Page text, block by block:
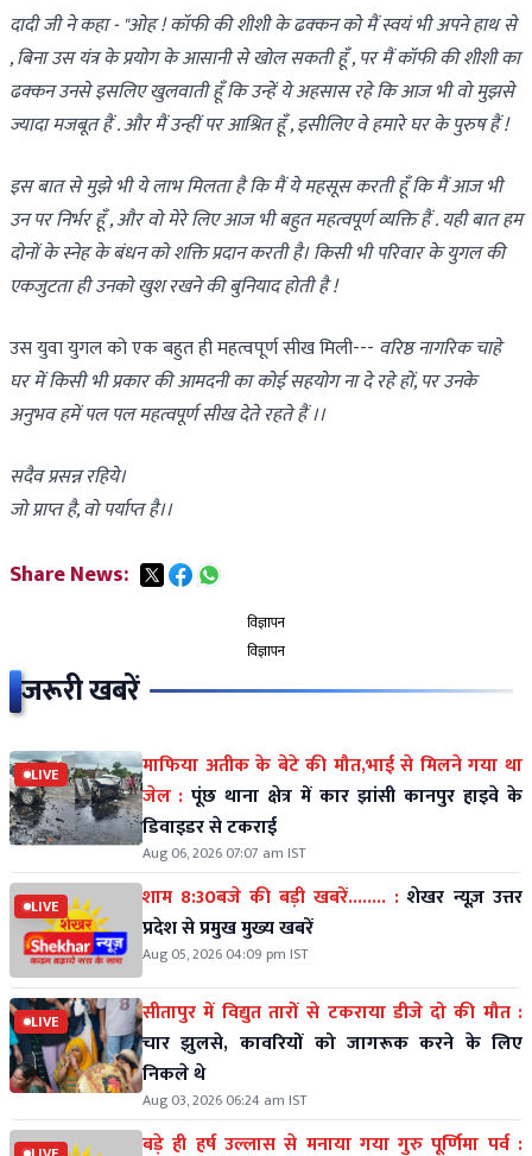
दादी जी ने कहा - "ओह ! कॉफी की शीशी के ढक्कन को मैं स्वयं भी अपने हाथ से
, बिना उस यंत्र के प्रयोग के आसानी से खोल सकती हूँ , पर मैं कॉफी की शीशी का
ढक्कन उनसे इसलिए खुलवाती हूँ कि उन्हें ये अहसास रहे कि आज भी वो मुझसे
ज्यादा मजबूत हैं . और मैं उन्हीं पर आश्रित हूँ , इसीलिए वे हमारे घर के पुरुष हैं !
इस बात से मुझे भी ये लाभ मिलता है कि मैं ये महसूस करती हूँ कि मैं आज भी
उन पर निर्भर हूँ , और वो मेरे लिए आज भी बहुत महत्वपूर्ण व्यक्ति हैं . यही बात हम
दोनों के स्नेह के बंधन को शक्ति प्रदान करती है। किसी भी परिवार के युगल की
एकजुटता ही उनको खुश रखने की बुनियाद होती है !
उस युवा युगल को एक बहुत ही महत्वपूर्ण सीख मिली--- वरिष्ठ नागरिक चाहे
घर में किसी भी प्रकार की आमदनी का कोई सहयोग ना दे रहे हों, पर उनके
अनुभव हमें पल पल महत्वपूर्ण सीख देते रहते हैं ।।
सदैव प्रसन्न रहिये।
जो प्राप्त है, वो पर्याप्त है।।
Share News:
विज्ञापन
विज्ञापन
जरूरी खबरें
LIVE
माफिया अतीक के बेटे की मौत,भाई से मिलने गया था
जेल : पूंछ थाना क्षेत्र में कार झांसी कानपुर हाइवे के
डिवाइडर से टकराई
Aug 06, 2026 07:07 am IST
LIVE शाम 8:30बजे की बड़ी खबरें........ : शेखर न्यूज़ उत्तर
प्रदेश से प्रमुख मुख्य खबरें
Aug 05, 2026 04:09 pm IST
LIVE
सीतापुर में विद्युत तारों से टकराया डीजे दो की मौत :
चार झुलसे, कावरियों को जागरूक करने के लिए
निकले थे
Aug 03, 2026 06:24 am IST
बड़े ही हर्ष उल्लास से मनाया गया गुरु पूर्णिमा पर्व :